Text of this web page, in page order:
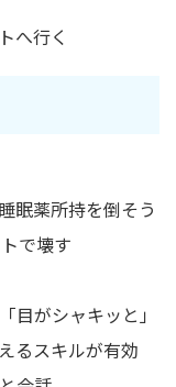
へ行く
眠薬所持を倒そう
で壊す
がシャキッと」
るスキルが有効